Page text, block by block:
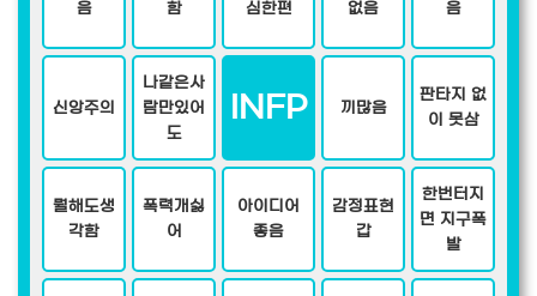
음
함
심한편
없음
음
신앙주의
나같은사
람만있어
도
INFP 끼많음
판타지 없
이 못삼
뭘해도생
각함
폭력개싫
어
아이디어
좋음
감정표현
갑
한번터지
면 지구폭
발